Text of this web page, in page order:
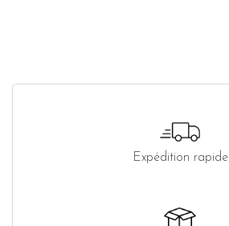
Expédition rapide